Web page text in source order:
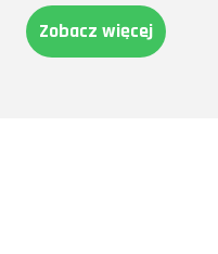
Zobacz więcej